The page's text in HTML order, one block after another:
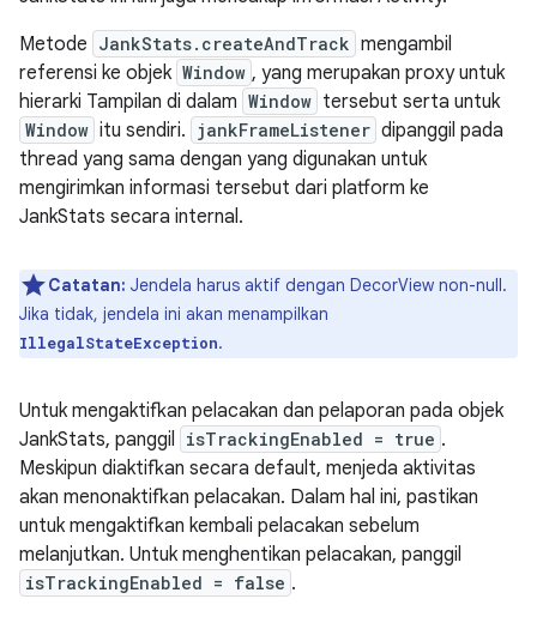
Metode JankStats.createAndTrack mengambil
referensi ke objek Window , yang merupakan proxy untuk
hierarki Tampilan di dalam Window tersebut serta untuk
Window itu sendiri. jankFrameListener dipanggil pada
thread yang sama dengan yang digunakan untuk
mengirimkan informasi tersebut dari platform ke
JankStats secara internal.
Catatan: Jendela harus aktif dengan DecorView non-null.
Jika tidak, jendela ini akan menampilkan
IllegalStateException.
Untuk mengaktifkan pelacakan dan pelaporan pada objek
JankStats, panggil isTrackingEnabled = true .
Meskipun diaktifkan secara default, menjeda aktivitas
akan menonaktifkan pelacakan. Dalam hal ini, pastikan
untuk mengaktifkan kembali pelacakan sebelum
melanjutkan. Untuk menghentikan pelacakan, panggil
isTrackingEnabled = false .